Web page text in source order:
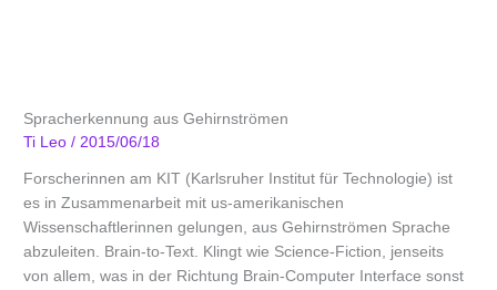
Spracherkennung aus Gehirnströmen
Ti Leo/ 2015/06/18
Forscherinnen am KIT (Karlsruher Institut für Technologie) ist
es in Zusammenarbeit mit us-amerikanischen
Wissenschaftlerinnen gelungen, aus Gehirnströmen Sprache
abzuleiten. Brain-to-Text. Klingt wie Science-Fiction, jenseits
von allem, was in der Richtung Brain-Computer Interface sonst